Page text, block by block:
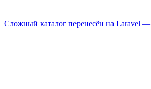
Сложный каталог перенесён на Laravel —